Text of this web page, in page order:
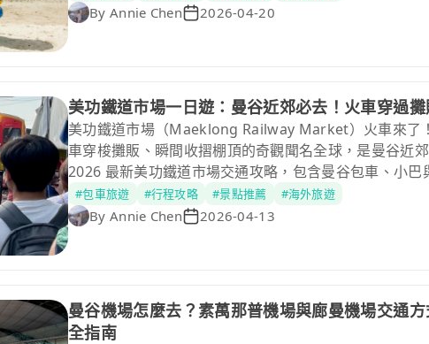
雅交通懶人包」。從最省錢的巴士到最優雅的私人包車
By Annie Chen 2026-04-20
美功鐵道市場一日遊：曼谷近郊必去！火車穿過
美功鐵道市場（Maeklong Railway Market）火車來了
車穿梭攤販、瞬間收摺棚頂的奇觀聞名全球，是曼谷近
2026 最新美功鐵道市場交通攻略，包含曼谷包車、小巴
朵與安帕瓦水上市場一日遊行程。想避開人潮拍出震撼
份深度指南，輕鬆掌握美功鐵道市集時間，體驗最在地的
#包車旅遊 #行程攻略 #景點推薦 #海外旅遊
By Annie Chen 2026-04-13
曼谷機場怎麼去？素萬那普機場與廊曼機場交通
全指南